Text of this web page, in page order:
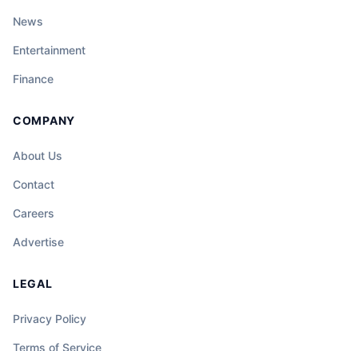
News
Entertainment
Finance
COMPANY
About Us
Contact
Careers
Advertise
LEGAL
Privacy Policy
Terms of Service